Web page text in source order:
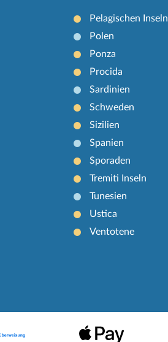
Pelagischen Inseln
Polen
Ponza
Procida
Sardinien
Schweden
Sizilien
Spanien
Sporaden
Tremiti Inseln
Tunesien
Ustica
Ventotene